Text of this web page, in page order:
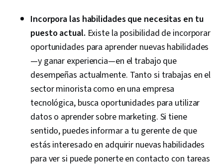
Incorpora las habilidades que necesitas en tu
puesto actual. Existe la posibilidad de incorporar
oportunidades para aprender nuevas habilidades
—y ganar experiencia—en el trabajo que
desempeñas actualmente. Tanto si trabajas en el
sector minorista como en una empresa
tecnológica, busca oportunidades para utilizar
datos o aprender sobre marketing. Si tiene
sentido, puedes informar a tu gerente de que
estás interesado en adquirir nuevas habilidades
para ver si puede ponerte en contacto con tareas